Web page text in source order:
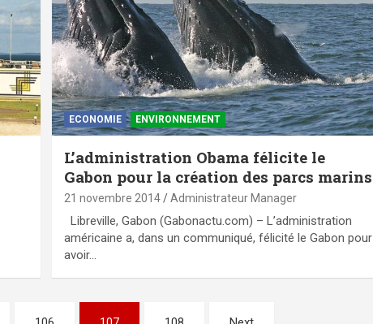
ECONOMIE ENVIRONNEMENT
L’administration Obama félicite le
Gabon pour la création des parcs marins
21 novembre 2014 Administrateur Manager
Libreville, Gabon (Gabonactu.com) – L’administration
américaine a, dans un communiqué, félicité le Gabon pour
avoir…